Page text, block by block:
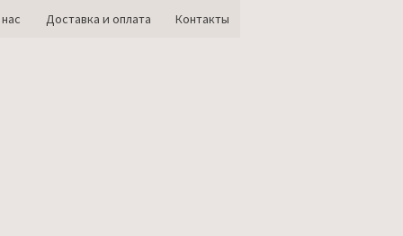
Доставка и оплата Контакты